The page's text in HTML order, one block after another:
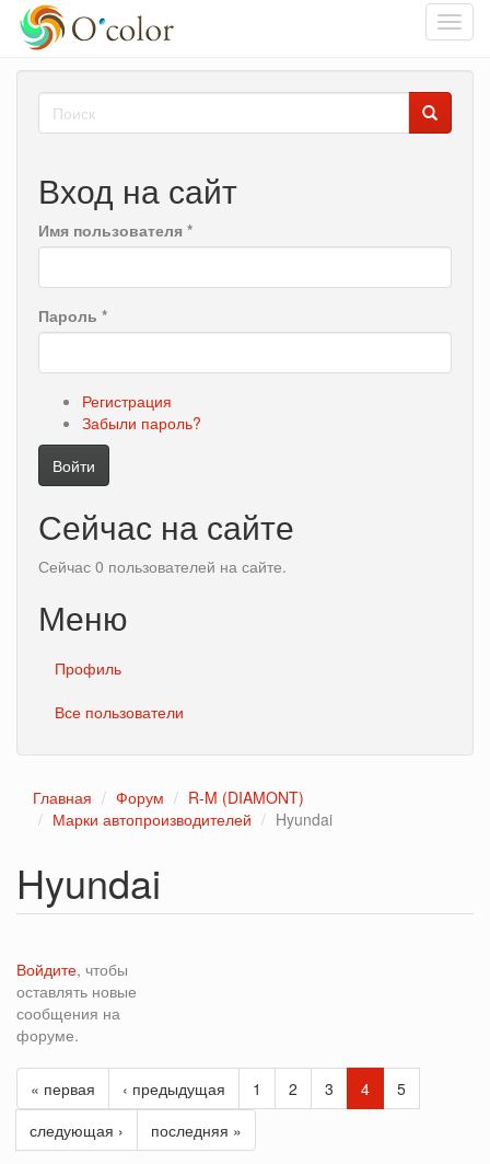
основному
Форма
поиска
Вход на сайт
Имя пользователя *
Пароль *
Регистрация
Забыли пароль?
Войти
Сейчас на сайте
Сейчас 0 пользователей на сайте.
Меню
Профиль
Все пользователи
Главная Форум
R-M (DIAMONT)
Марки автопроизводителей
Hyundai
Hyundai
Войдите, чтобы
оставлять новые
сообщения на
форуме.
« первая ‹ предыдущая 1 2 3 4
5
следующая ›
последняя »